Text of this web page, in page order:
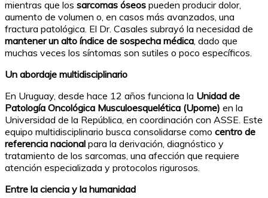
mientras que los sarcomas óseos pueden producir dolor,
aumento de volumen o, en casos más avanzados, una
fractura patológica. El Dr. Casales subrayó la necesidad de
mantener un alto índice de sospecha médica, dado que
muchas veces los síntomas son sutiles o poco específicos.
Un abordaje multidisciplinario
En Uruguay, desde hace 12 años funciona la Unidad de
Patología Oncológica Musculoesquelética (Upome) en la
Universidad de la República, en coordinación con ASSE. Este
equipo multidisciplinario busca consolidarse como centro de
referencia nacional para la derivación, diagnóstico y
tratamiento de los sarcomas, una afección que requiere
atención especializada y protocolos rigurosos.
Entre la ciencia y la humanidad